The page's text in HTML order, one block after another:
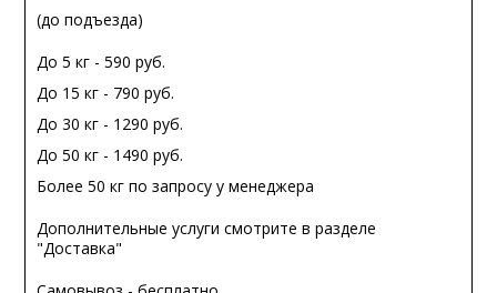
(до подъезда)
До 5 кг - 590 руб.
До 15 кг - 790 руб.
До 30 кг - 1290 руб.
До 50 кг - 1490 руб.
Более 50 кг по запросу у менеджера
Дополнительные услуги смотрите в разделе
"Доставка"